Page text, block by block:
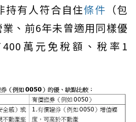
持有人符合自住條件 （包
、前6年未曾適用同樣優
萬元免稅額、稅率1